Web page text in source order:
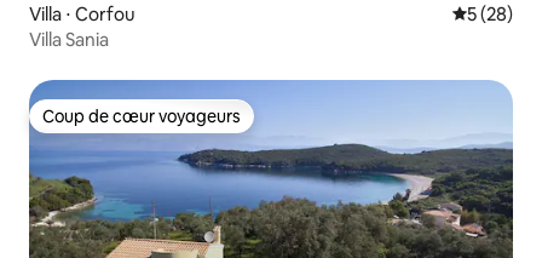
Villa ⋅ Corfou
5 (28)
Villa Sania
Coup de cœur voyageurs
Coup de cœur voyageurs